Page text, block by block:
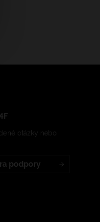
otázky nebo
podpory